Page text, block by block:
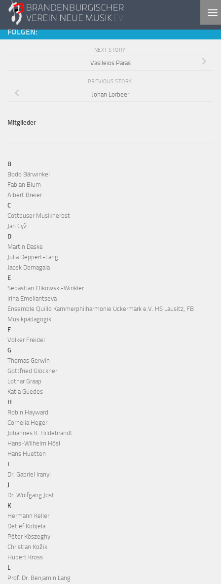
Skip to content
FOLGEN:
NEXT STORY
Vasileios Paras
PREVIOUS STORY
Johan Lorbeer
Mitglieder
B
Bodo Bärwinkel
Fabian Blum
Albert Breier
C
Cottbuser Musikherbst
Jan Cyž
D
Martin Daske
Julia Deppert-Lang
Jacek Domagala
E
Sebastian Elikowski-Winkler
Irina Emeliantseva
Ensemble Quillo Kammerphilharmonie Uckermark e.V. HS Lausitz, FB
Musikpädagogik
F
Volker Freidel
G
Thomas Gerwin
Gottfried Glöckner
Lothar Graap
Katia Guedes
H
Robin Hayward
Cornelia Heger
Johannes K. Hildebrandt
Hans-Wilhelm Hösl
Hans Huetten
I
Dr. Gabriel Iranyi
J
Dr. Wolfgang Jost
K
Hermann Keller
Detlef Kobjela
Péter Köszeghy
Christian Kožik
Hubert Kross
L
Prof. Dr. Benjamin Lang